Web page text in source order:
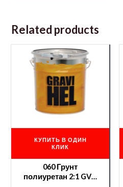
Related products
КУПИТЬ В ОДИН
КЛИК
060 Грунт
полиуретан 2:1 GVH